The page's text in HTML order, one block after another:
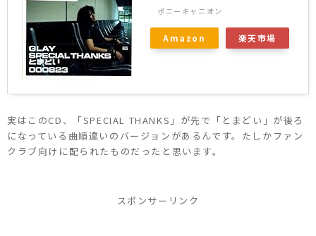
ポニーキャニオン
Amazon 楽天市場
実はこのCD、「SPECIAL THANKS」が先で「とまどい」が後ろ
になっている曲順違いのバージョンがあるんです。たしかファン
クラブ向けに配られたものだったと思います。
スポンサーリンク